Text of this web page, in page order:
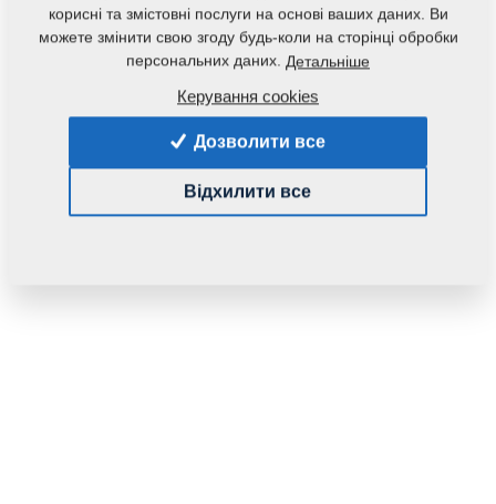
Код продукту: 3009637
Початковий каталоговий номер: 3003789
Дана запасна частина також застосовується і для
наступного обладнання:
KOMPAKTOMAT
корисні та змістовні послуги на основі ваших даних. Ви
можете змінити свою згоду будь-коли на сторінці обробки
персональних даних. Детальніше
Керування cookies
Дозволити все
Відхилити все